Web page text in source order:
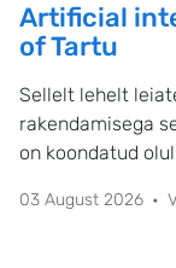
Artificial
of Tartu
Sellelt lehelt
rakendamisega
on koondatud
kasutamist
03 August 2026